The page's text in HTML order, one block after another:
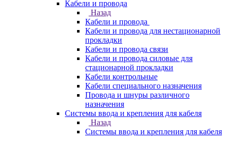
Кабели и провода
Назад
Кабели и провода
Кабели и провода для нестационарной
прокладки
Кабели и провода связи
Кабели и провода силовые для
стационарной прокладки
Кабели контрольные
Кабели специального назначения
Провода и шнуры различного
назначения
Системы ввода и крепления для кабеля
Назад
Системы ввода и крепления для кабеля